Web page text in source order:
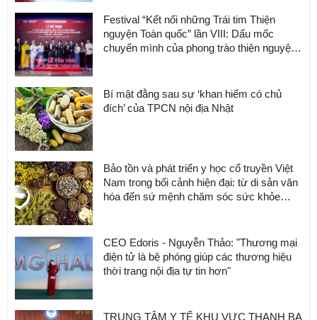
Festival “Kết nối những Trái tim Thiện
nguyện Toàn quốc” lần VIII: Dấu mốc
chuyển mình của phong trào thiện nguyện
Bí mật đằng sau sự ‘khan hiếm có chủ
đích’ của TPCN nội địa Nhật
Bảo tồn và phát triển y học cổ truyền Việt
Nam trong bối cảnh hiện đại: từ di sản văn
hóa đến sứ mệnh chăm sóc sức khỏe
CEO Edoris - Nguyễn Thảo: "Thương mại
điện tử là bệ phóng giúp các thương hiệu
thời trang nội địa tự tin hơn"
TRUNG TÂM Y TẾ KHU VỰC THANH BA